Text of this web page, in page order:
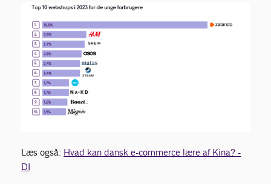
Læs også: Hvad kan dansk e-commerce lære af Kina? -
DI